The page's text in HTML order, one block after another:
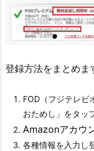
登録方法をまとめま
FOD（フジテレビ
おためし」をタッ
Amazonアカウ
各種情報を入力し